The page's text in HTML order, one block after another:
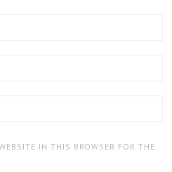
IN THIS BROWSER FOR THE